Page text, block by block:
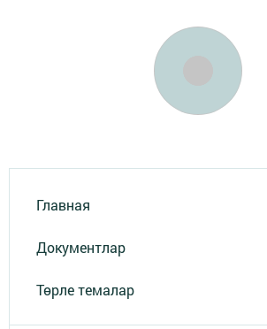
Главная
Документлар
Төрле темалар